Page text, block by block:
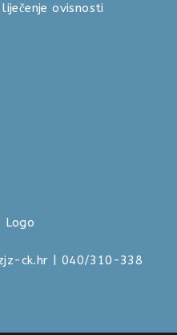
liječenje ovisnosti
ck.hr | 040/310-338